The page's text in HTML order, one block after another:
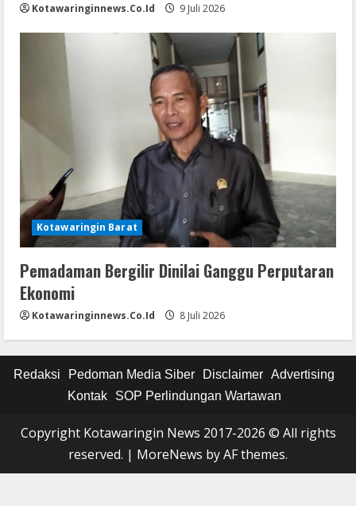
Kotawaringinnews.co.id 9 Juli 2026
Kotawaringin Barat
Pemadaman Bergilir Dinilai Ganggu Perputaran
Ekonomi
Kotawaringinnews.co.id 8 Juli 2026
Redaksi Pedoman Media Siber Disclaimer Advertising
Kontak
SOP Perlindungan Wartawan
Copyright Kotawaringin News 2017-2026 © All rights
reserved. | MoreNews by AF themes.